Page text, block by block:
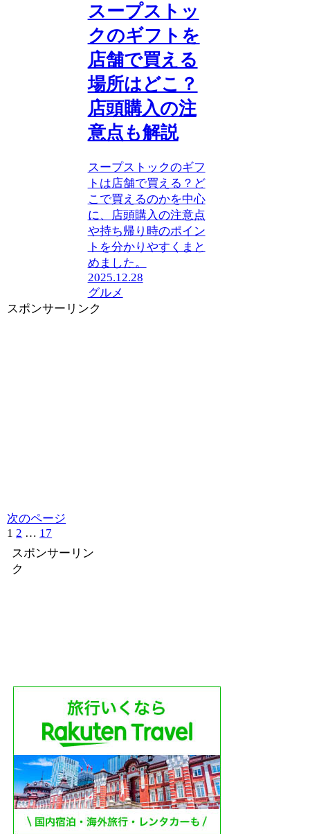
スープストッ
クのギフトを
店舗で買える
場所はどこ？
店頭購入の注
意点も解説
スープストックのギフ
トは店舗で買える？ど
こで買えるのかを中心
に、店頭購入の注意点
や持ち帰り時のポイン
トを分かりやすくまと
めました。
2025.12.28
グルメ
スポンサーリンク
次のページ
1 2 … 17
へ
スポンサーリン
ク